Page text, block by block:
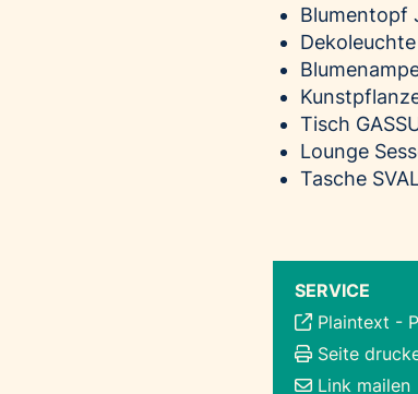
Blumentopf
Tisch
Lounge
Tasche
SERVICE
Plaintext -
Seite
Link mailen